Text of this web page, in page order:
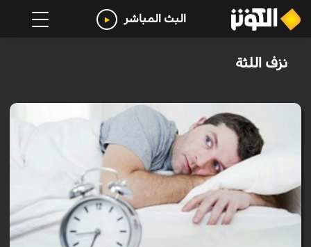
البث المباشر
نزف اللثة